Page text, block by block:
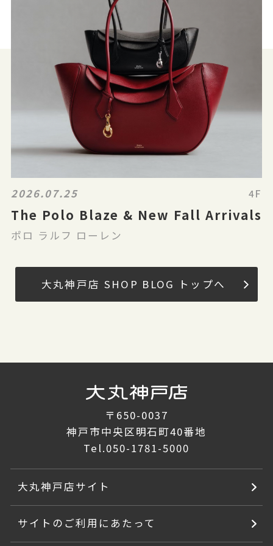
2026.07.25 4F
The Polo Blaze & New Fall Arrivals
ポロ ラルフ ローレン
大丸神戸店 SHOP BLOG トップへ
〒650-0037
神戸市中央区明石町40番地
Tel.050-1781-5000
大丸神戸店サイト
サイトのご利用にあたって